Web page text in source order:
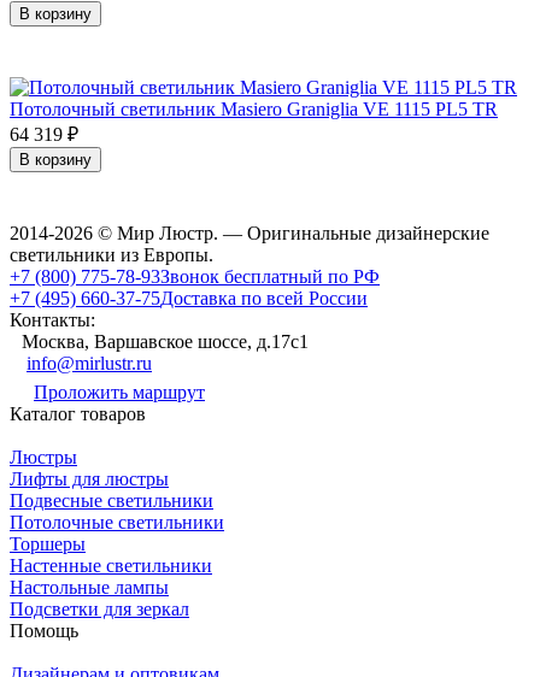
В корзину
Потолочный светильник Masiero Graniglia VE 1115 PL5 TR
64 319 ₽
В корзину
2014-2026 © Мир Люстр. — Оригинальные дизайнерские
светильники из Европы.
+7 (800) 775-78-93Звонок бесплатный по РФ
+7 (495) 660-37-75Доставка по всей России
Контакты:
Москва, Варшавское шоссе, д.17c1
info@mirlustr.ru
Проложить маршрут
Каталог товаров
Люстры
Лифты для люстры
Подвесные светильники
Потолочные светильники
Торшеры
Настенные светильники
Настольные лампы
Подсветки для зеркал
Помощь